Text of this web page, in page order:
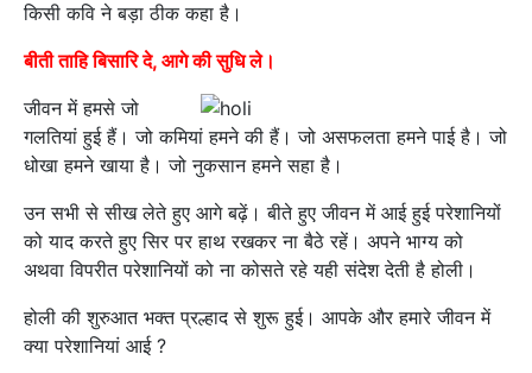
किसी कवि ने बड़ा ठीक कहा है।
बीती ताहि बिसारि दे, आगे की सुधि ले।
जीवन में हमसे जो
गलतियां हुई हैं। जो कमियां हमने की हैं। जो असफलता हमने पाई है। जो
धोखा हमने खाया है। जो नुकसान हमने सहा है।
उन सभी से सीख लेते हुए आगे बढ़ें। बीते हुए जीवन में आई हुई परेशानियों
को याद करते हुए सिर पर हाथ रखकर ना बैठे रहें। अपने भाग्य को
अथवा विपरीत परेशानियों को ना कोसते रहे यही संदेश देती है होली।
होली की शुरुआत भक्त प्रल्हाद से शुरू हुई। आपके और हमारे जीवन में
क्या परेशानियां आई ?